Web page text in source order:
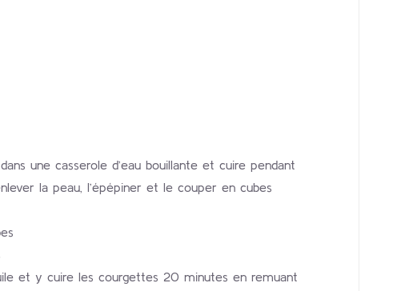
une casserole d’eau bouillante et cuire pendant
la peau, l’épépiner et le couper en cubes
et y cuire les courgettes 20 minutes en remuant